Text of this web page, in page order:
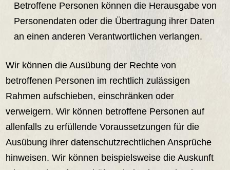
Betroffene Personen können die Herausgabe von
Personendaten oder die Übertragung ihrer Daten
an einen anderen Verantwortlichen verlangen.
Wir können die Ausübung der Rechte von
betroffenen Personen im rechtlich zulässigen
Rahmen aufschieben, einschränken oder
verweigern. Wir können betroffene Personen auf
allenfalls zu erfüllende Voraussetzungen für die
Ausübung ihrer datenschutzrechtlichen Ansprüche
hinweisen. Wir können beispielsweise die Auskunft